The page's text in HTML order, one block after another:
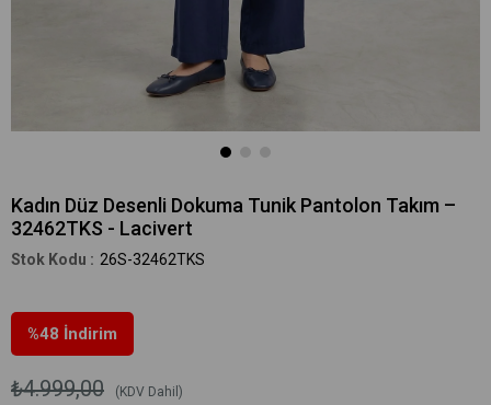
Kadın Düz Desenli Dokuma Tunik Pantolon Takım –
32462TKS - Lacivert
26S-32462TKS
%48 İndirim
₺4.999,00 (KDV Dahil)